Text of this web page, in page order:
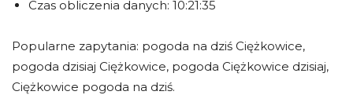
Czas obliczenia danych: 10:21:35
Popularne zapytania: pogoda na dziś Ciężkowice,
pogoda dzisiaj Ciężkowice, pogoda Ciężkowice dzisiaj,
Ciężkowice pogoda na dziś.